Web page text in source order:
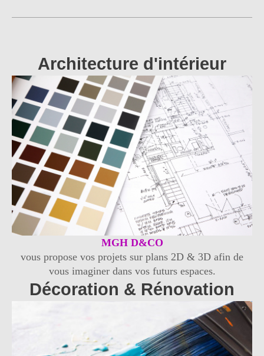
Architecture d'intérieur
MGH D&CO
vous propose vos projets sur plans 2D & 3D afin de
vous imaginer dans vos futurs espaces.
Décoration & Rénovation